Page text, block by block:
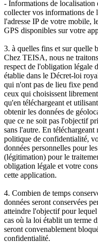
- Informations de localisation
collecter vos informations de
l'adresse IP de votre mobile,
GPS disponibles sur votre
3. à quelles fins et sur quelle
Chez TEISA, nous ne
respect de l'obligation légale
établie dans le Décret-loi
qui n'ont pas de lieu fixe
ceux qui choisissent
qu'en téléchargeant et
obtenir les données de
que ce ne soit pas l'objectif
sans l'autre. En
politique de confidentialité,
données personnelles pour
(légitimation) pour le
obligation légale et votre
cette application.
4. Combien de temps
données seront conservées
atteindre l'objectif pour lequel
cas où la loi établit un terme
seront convenablement
confidentialité.